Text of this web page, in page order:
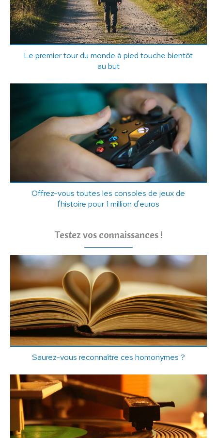
Le premier tour du monde à pied touche bientôt
au but
Offrez-vous toutes les consoles de jeux de
l'histoire pour 1 million d'euros
Testez vos connaissances !
Saurez-vous reconnaître ces homonymes ?